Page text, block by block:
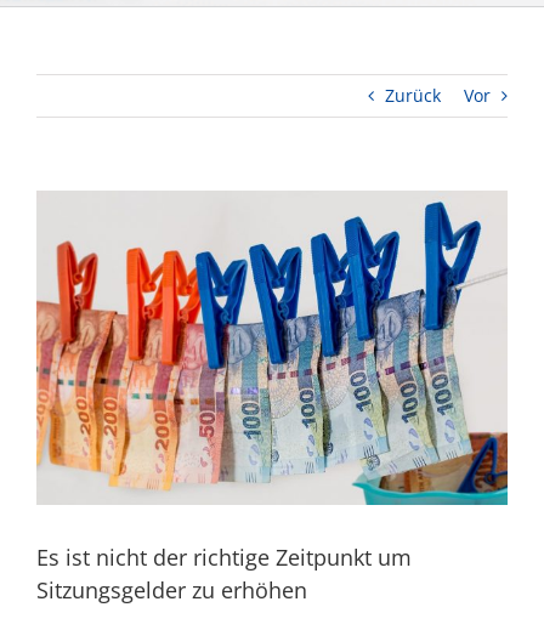
Zurück Vor
Bild
Es ist nicht der richtige Zeitpunkt um
Sitzungsgelder zu erhöhen